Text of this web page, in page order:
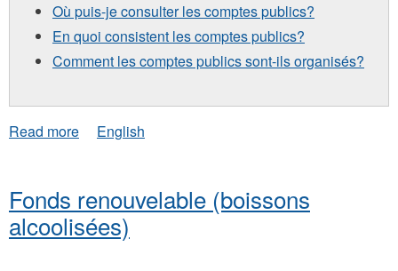
Où puis-je consulter les comptes publics?
En quoi consistent les comptes publics?
Comment les comptes publics sont-ils organisés?
Read more about
English
Fonds renouvelable (boissons
alcoolisées)